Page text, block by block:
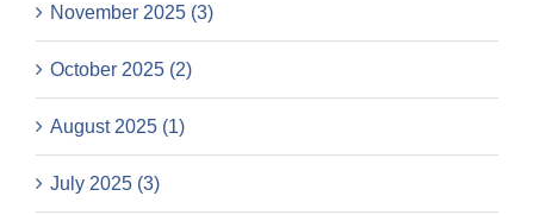
November 2025 (3)
October 2025 (2)
August 2025 (1)
July 2025 (3)